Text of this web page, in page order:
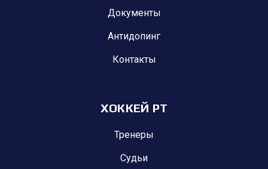
Документы
Антидопинг
Контакты
ХОККЕЙ РТ
Тренеры
Судьи